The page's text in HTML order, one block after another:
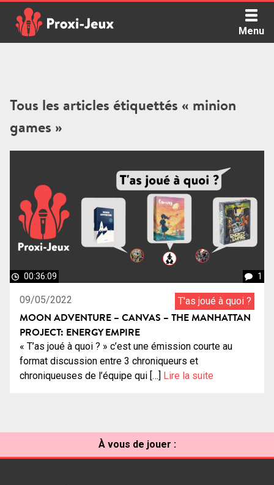
content
Menu
Tous les articles étiquettés « minion
games »
00:36:09 1
09/05/2022 T'as joué à quoi ?
MOON ADVENTURE – CANVAS – THE MANHATTAN
PROJECT: ENERGY EMPIRE
« T’as joué à quoi ? » c’est une émission courte au
format discussion entre 3 chroniqueurs et
chroniqueuses de l’équipe qui […] Lire la suite
À vous de jouer :